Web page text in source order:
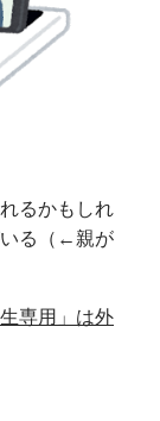
るかもしれ
いる（←親が
専用」は外